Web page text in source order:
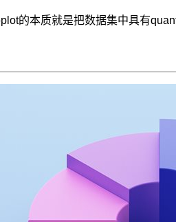
的本质就是把数据集中具有